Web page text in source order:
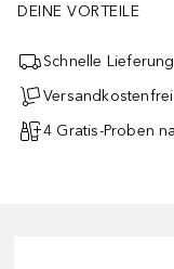
DEINE VORTEILE
Schnelle
4 Gratis-Proben